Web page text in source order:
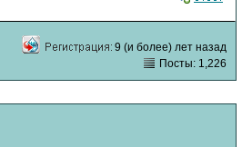
9 (и более) лет назад
Посты: 1,226